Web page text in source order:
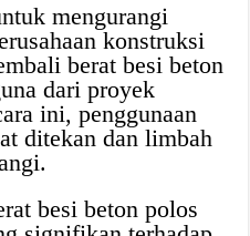
mengurangi
konstruksi
berat besi beton
dari proyek
ini, penggunaan
ditekan dan limbah
besi beton polos